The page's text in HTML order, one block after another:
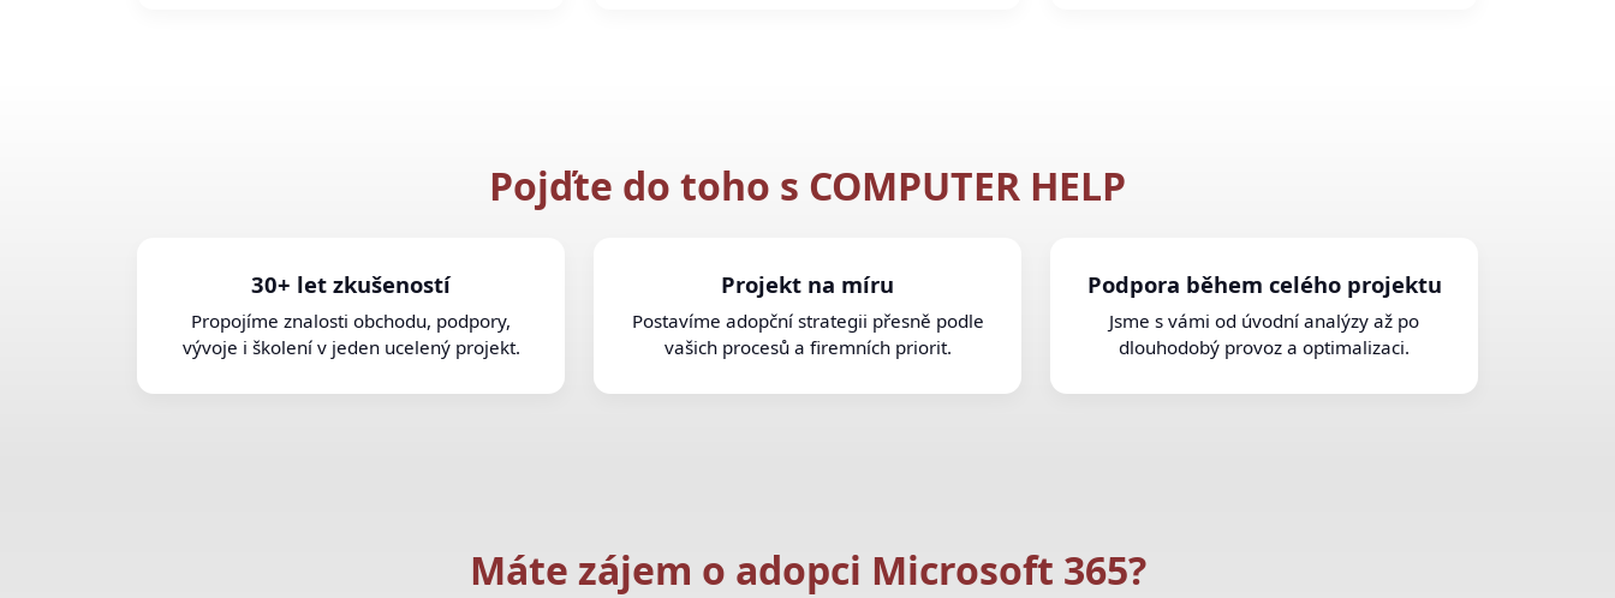
Pojďte do toho s COMPUTER HELP
30+ let zkušeností
Propojíme znalosti obchodu, podpory,
vývoje i školení v jeden ucelený projekt.
Projekt na míru
Postavíme adopční strategii přesně podle
vašich procesů a firemních priorit.
Podpora během celého projektu
Jsme s vámi od úvodní analýzy až po
dlouhodobý provoz a optimalizaci.
Máte zájem o adopci Microsoft 365?